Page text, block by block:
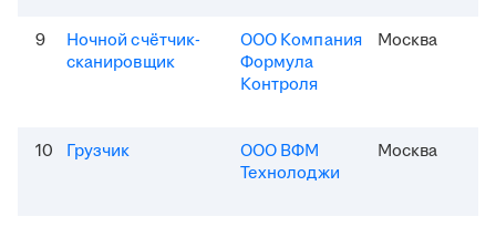
9
Ночной счётчик-
сканировщик
ООО Компания
Формула
Контроля
Москва
10 Грузчик
ООО ВФМ
Технолоджи
Москва